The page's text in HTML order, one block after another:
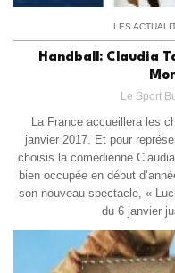
LES
Handball: Claudia
Le Sport
La France accueillera les
janvier 2017. Et pour
choisis la comédienne
bien occupée en début
son nouveau spectacle, «
du 6 janvier